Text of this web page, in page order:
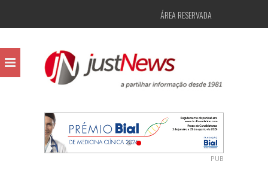
ÁREA RESERVADA
PUB